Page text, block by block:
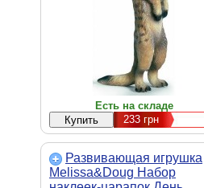
Есть на складе
233грн
Развивающая игрушка
Melissa&Doug Набор